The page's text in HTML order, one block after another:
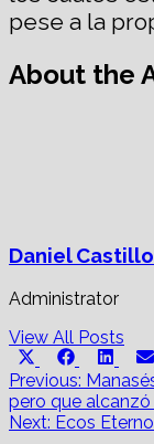
pese a la
About the
Daniel Castillo
Administrator
View All Posts
Share
on
(Twitter)
Share
on
Facebook
Share
on
Post
navigation
Previous:
pero que
Next: Ecos